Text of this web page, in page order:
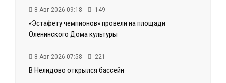
8 Авг 2026 09:18 149
«Эстафету чемпионов» провели на площади
Оленинского Дома культуры
8 Авг 2026 07:58 221
В Нелидово открылся бассейн